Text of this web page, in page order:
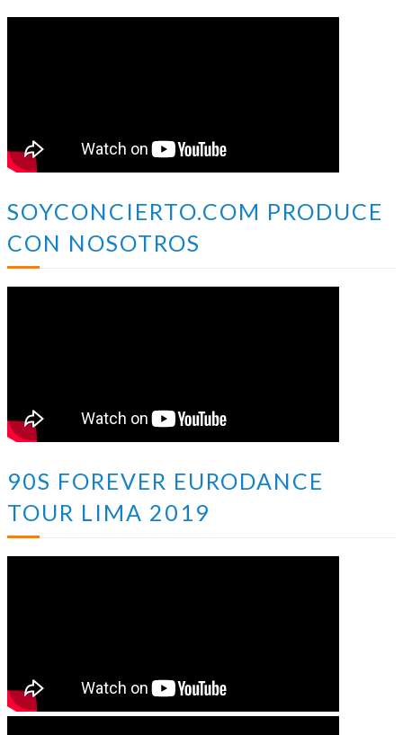
SOYCONCIERTO.COM PRODUCE
CON NOSOTROS
90S FOREVER EURODANCE
TOUR LIMA 2019